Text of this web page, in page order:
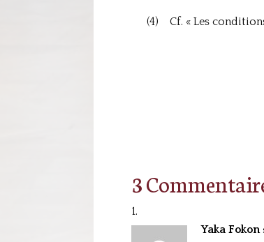
(4) Cf. « Les
3
Yaka Fokon